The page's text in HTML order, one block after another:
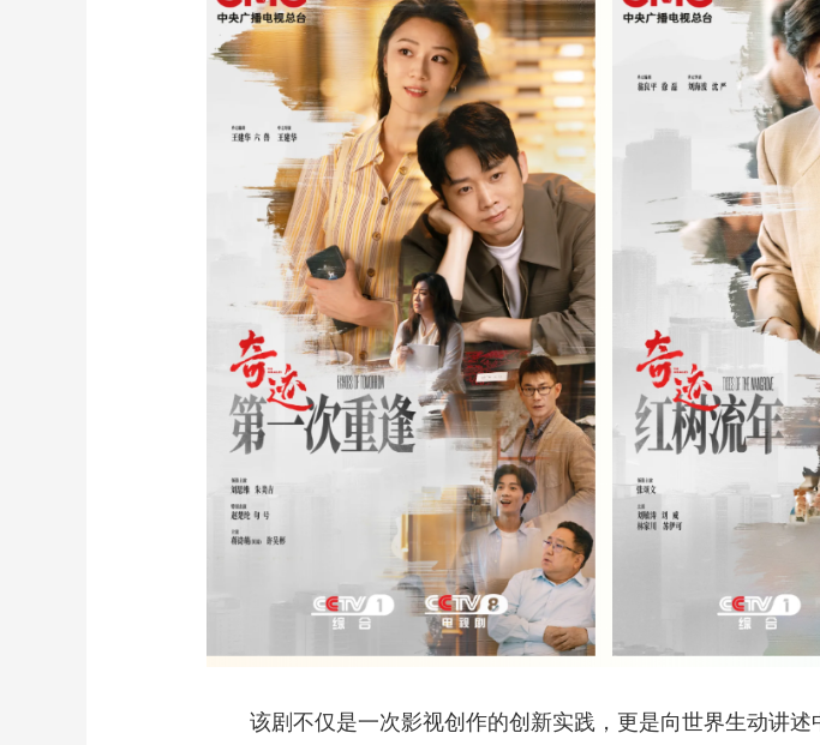
该剧不仅是一次影视创作的创新实践，更是向世界生动讲述